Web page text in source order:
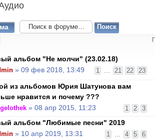
альбом "Не молчи" (23.02.18)
1 ... 21 22 23
» 09 фев 2018, 13:49
из альбомов Юрия Шатунова вам
нравится и почему ???
1 2 3
» 08 апр 2015, 11:23
альбом "Любимые песни" 2019
1 ... 4 5 6
» 10 апр 2019, 13:31